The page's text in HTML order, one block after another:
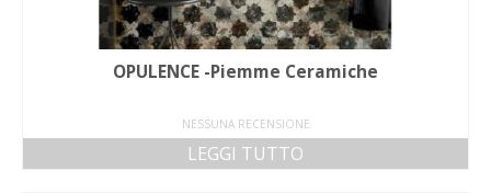
OPULENCE -Piemme Ceramiche
NESSUNA RECENSIONE
LEGGI TUTTO